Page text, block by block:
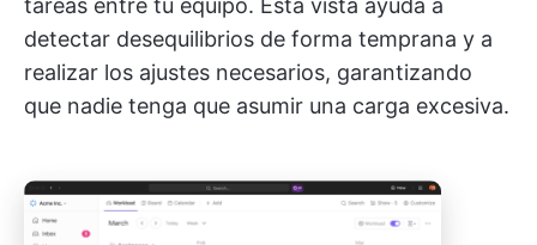
tareas entre tu equipo. Esta vista ayuda a
detectar desequilibrios de forma temprana y a
realizar los ajustes necesarios, garantizando
que nadie tenga que asumir una carga excesiva.